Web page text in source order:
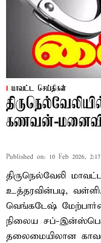
மாவட்ட செய்திகள்
கணவன்-
Published on: 10 Feb 2026,
திருநெல்வேலி
உத்தரவின்படி,
வெங்கடேஷ்
நிலைய சப்-
தலைமையிலான